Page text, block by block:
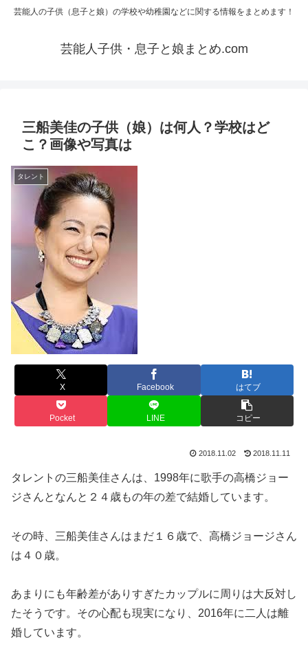
芸能人の子供（息子と娘）の学校や幼稚園などに関する情報をまとめます！
芸能人子供・息子と娘まとめ.com
三船美佳の子供（娘）は何人？学校はど
こ？画像や写真は
タレント
X Facebook はてブ
Pocket LINE コピー
2018.11.02 2018.11.11
タレントの三船美佳さんは、1998年に歌手の高橋ジョー
ジさんとなんと２４歳もの年の差で結婚しています。
その時、三船美佳さんはまだ１６歳で、高橋ジョージさん
は４０歳。
あまりにも年齢差がありすぎたカップルに周りは大反対し
たそうです。その心配も現実になり、2016年に二人は離
婚しています。